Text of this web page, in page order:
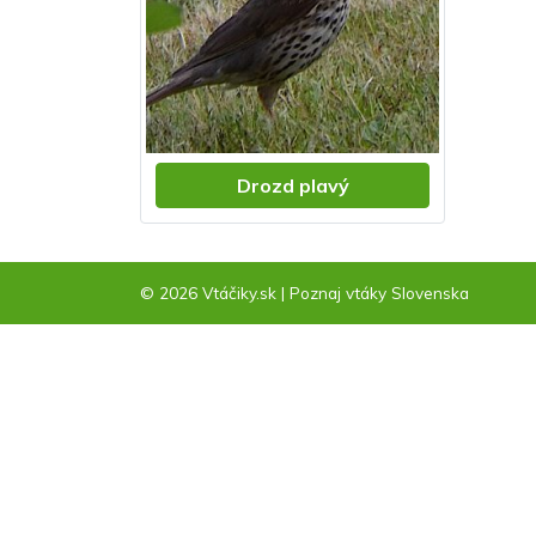
Drozd plavý
© 2026 Vtáčiky.sk | Poznaj vtáky Slovenska